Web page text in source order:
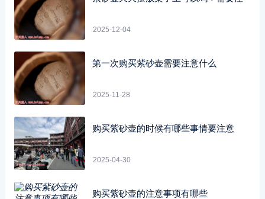
2025-12-04
第一次购买紫砂壶需要注意什么
2025-11-28
购买紫砂壶的时候有哪些事情要注意
2025-04-30
购买紫砂壶的注意事项有哪些